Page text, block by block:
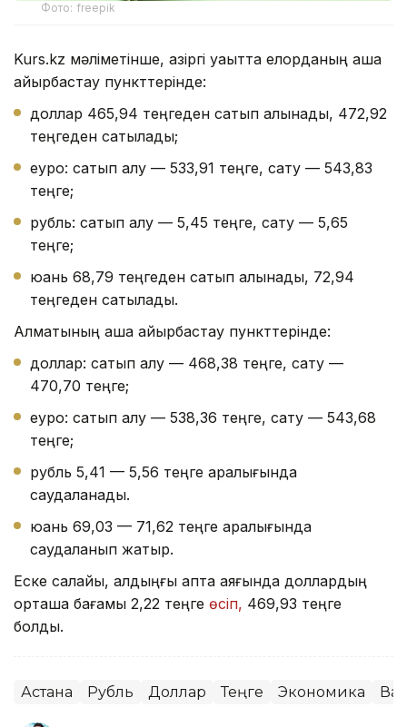
Фото: freepik
Kurs.kz мәліметінше, қазіргі уақытта елорданың ақша
айырбастау пункттерінде:
доллар 465,94 теңгеден сатып алынады, 472,92
теңгеден сатылады;
еуро: сатып алу — 533,91 теңге, сату — 543,83
теңге;
рубль: сатып алу — 5,45 теңге, сату — 5,65
теңге;
юань 68,79 теңгеден сатып алынады, 72,94
теңгеден сатылады.
Алматының ақша айырбастау пункттерінде:
доллар: сатып алу — 468,38 теңге, сату —
470,70 теңге;
еуро: сатып алу — 538,36 теңге, сату — 543,68
теңге;
рубль 5,41 — 5,56 теңге аралығында
саудаланады.
юань 69,03 — 71,62 теңге аралығында
саудаланып жатыр.
Еске салайық, алдыңғы апта аяғында доллардың
орташа бағамы 2,22 теңге өсіп, 469,93 теңге
болды.
Астана Рубль Доллар Теңге Экономика